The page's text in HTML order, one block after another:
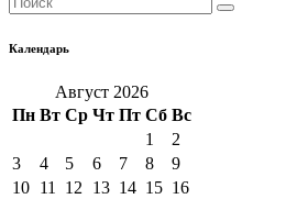
Календарь
Август 2026
Пн Вт Ср Чт Пт Сб Вс
1
2
3
4 5 6 7 8
9
10 11 12 13 14 15 16